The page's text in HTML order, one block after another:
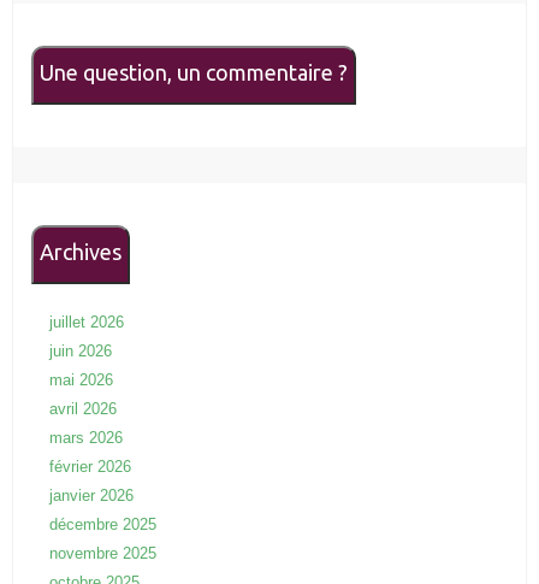
Une question, un commentaire ?
Archives
juillet 2026
juin 2026
mai 2026
avril 2026
mars 2026
février 2026
janvier 2026
décembre 2025
novembre 2025